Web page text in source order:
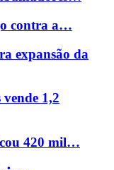
contra a…
expansão da
1,2
420 mil…